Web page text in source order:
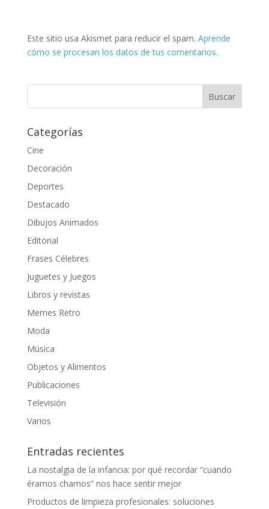
Este sitio usa Akismet para reducir el spam. Aprende
cómo se procesan los datos de tus comentarios.
Categorías
Cine
Decoración
Deportes
Destacado
Dibujos Animados
Editorial
Frases Célebres
Juguetes y Juegos
Libros y revistas
Memes Retro
Moda
Música
Objetos y Alimentos
Publicaciones
Televisión
Varios
Entradas recientes
La nostalgia de la infancia: por qué recordar “cuando
éramos chamos” nos hace sentir mejor
Productos de limpieza profesionales: soluciones